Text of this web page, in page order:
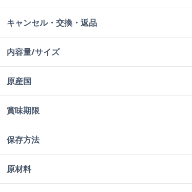
キャンセル・交換・返品
内容量/サイズ
原産国
賞味期限
保存方法
原材料